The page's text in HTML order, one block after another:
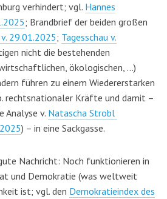
verhindert; vgl. Hannes
; Brandbrief der beiden großen
v. 29.01.2025; Tagesschau v.
nicht die bestehenden
ökologischen, …)
führen zu einem Wiedererstarken
rechtsnationaler Kräfte und damit –
Analyse v. Natascha Strobl
) – in eine Sackgasse.
Nachricht: Noch funktionieren in
und Demokratie (was weltweit
ist; vgl. den Demokratieindex des